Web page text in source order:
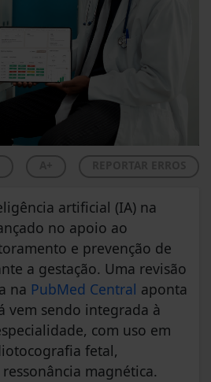
artificial (IA) na
no apoio ao
e prevenção de
a gestação. Uma revisão
na PubMed Central aponta
vem sendo integrada à
com uso em
fetal,
magnética.